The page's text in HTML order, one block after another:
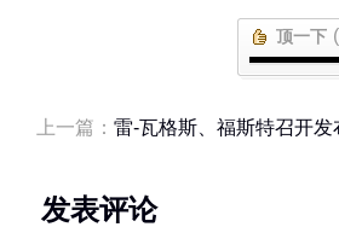
顶一下
上一篇： 雷-瓦格斯、福斯特召开
发表评论